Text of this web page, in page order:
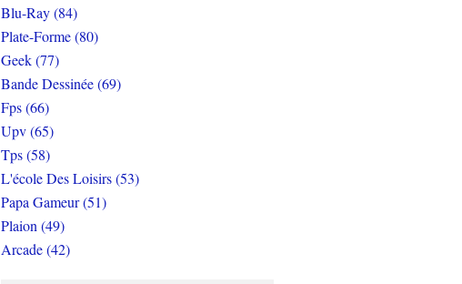
Blu-Ray (84)
Plate-Forme (80)
Geek (77)
Bande Dessinée (69)
Fps (66)
Upv (65)
Tps (58)
L'école Des Loisirs (53)
Papa Gameur (51)
Plaion (49)
Arcade (42)